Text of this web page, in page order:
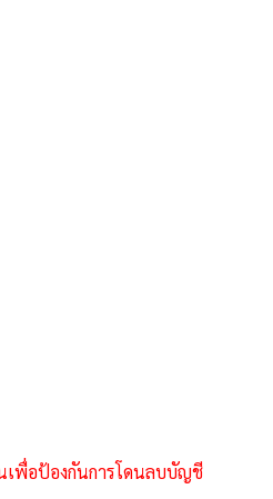
เพื่อป้องกันการโดนลบบัญชี